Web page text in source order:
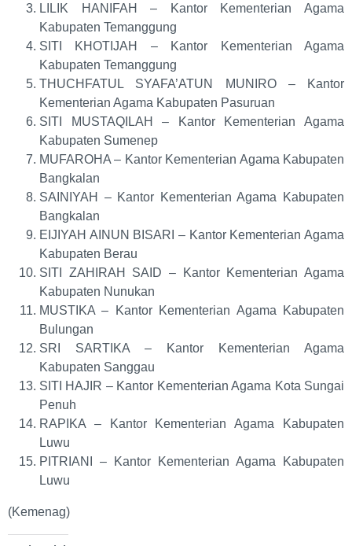
LILIK HANIFAH – Kantor Kementerian Agama
Kabupaten Temanggung
SITI KHOTIJAH – Kantor Kementerian Agama
Kabupaten Temanggung
THUCHFATUL SYAFA’ATUN MUNIRO – Kantor
Kementerian Agama Kabupaten Pasuruan
SITI MUSTAQILAH – Kantor Kementerian Agama
Kabupaten Sumenep
MUFAROHA – Kantor Kementerian Agama Kabupaten
Bangkalan
SAINIYAH – Kantor Kementerian Agama Kabupaten
Bangkalan
EIJIYAH AINUN BISARI – Kantor Kementerian Agama
Kabupaten Berau
SITI ZAHIRAH SAID – Kantor Kementerian Agama
Kabupaten Nunukan
MUSTIKA – Kantor Kementerian Agama Kabupaten
Bulungan
SRI SARTIKA – Kantor Kementerian Agama
Kabupaten Sanggau
SITI HAJIR – Kantor Kementerian Agama Kota Sungai
Penuh
RAPIKA – Kantor Kementerian Agama Kabupaten
Luwu
PITRIANI – Kantor Kementerian Agama Kabupaten
Luwu
(Kemenag)